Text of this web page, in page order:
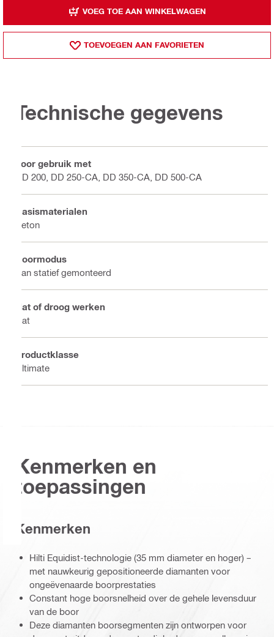
VOEG TOE AAN WINKELWAGEN
TOEVOEGEN AAN FAVORIETEN
Technische gegevens
Voor gebruik met
DD 200, DD 250-CA, DD 350-CA, DD 500-CA
Basismaterialen
Beton
Boormodus
Aan statief gemonteerd
Nat of droog werken
Nat
Productklasse
Ultimate
Kenmerken en
toepassingen
Kenmerken
Hilti Equidist-technologie (35 mm diameter en hoger) –
met nauwkeurig gepositioneerde diamanten voor
ongeëvenaarde boorprestaties
Constant hoge boorsnelheid over de gehele levensduur
van de boor
Deze diamanten boorsegmenten zijn ontworpen voor